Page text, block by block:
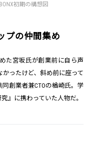
初期の構想図
プの仲間集め
た宮坂氏が創業前に自ら声
ったけど、斜め前に座って
創業者兼CTOの楢崎氏。学
』に携わっていた人物だ。